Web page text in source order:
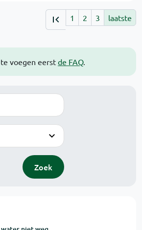
voegen eerst de FAQ.
Zoek
1 2 3 laatste